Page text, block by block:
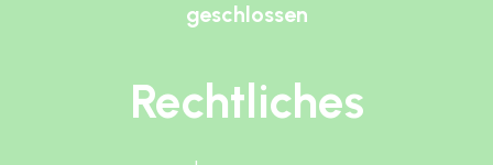
geschlossen
Rechtliches